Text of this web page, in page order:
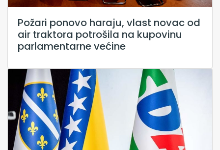
Požari ponovo haraju, vlast novac od
air traktora potrošila na kupovinu
parlamentarne većine